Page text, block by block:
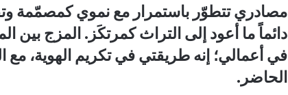
مصادري تتطوّر باستمرار مع نموي كمصمّمة
دائماً ما أعود إلى التراث كمرتكَز. المزج بين
في أعمالي؛ إنه طريقتي في تكريم الهوية،
الحاضر.